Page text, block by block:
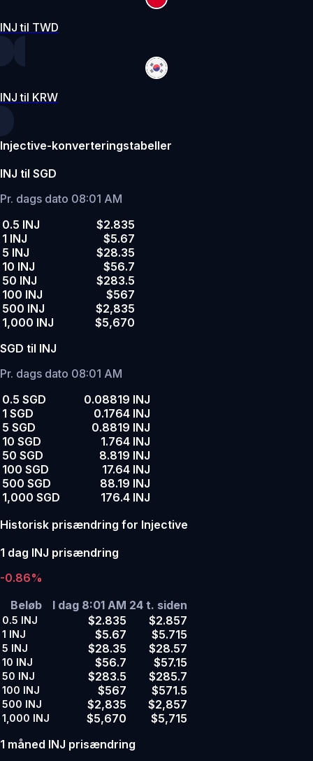
INJ til TWD
INJ til KRW
Injective-konverteringstabeller
INJ til SGD
Pr. dags dato 08:01 AM
0.5 INJ
$2.835
1 INJ
$5.67
5 INJ
$28.35
10 INJ
$56.7
50 INJ
$283.5
100 INJ
$567
500 INJ
$2,835
1,000 INJ
$5,670
SGD til INJ
Pr. dags dato 08:01 AM
0.5 SGD
0.08819 INJ
1 SGD
0.1764 INJ
5 SGD
0.8819 INJ
10 SGD
1.764 INJ
50 SGD
8.819 INJ
100 SGD
17.64 INJ
500 SGD
88.19 INJ
1,000 SGD
176.4 INJ
Historisk prisændring for Injective
1 dag INJ prisændring
-0.86%
Beløb
I dag 8:01 AM 24 t. siden
0.5 INJ $2.835 $2.857
1 INJ $5.67 $5.715
5 INJ $28.35 $28.57
10 INJ $56.7 $57.15
50 INJ $283.5 $285.7
100 INJ $567 $571.5
500 INJ $2,835 $2,857
1,000 INJ $5,670
$5,715
1 måned INJ prisændring